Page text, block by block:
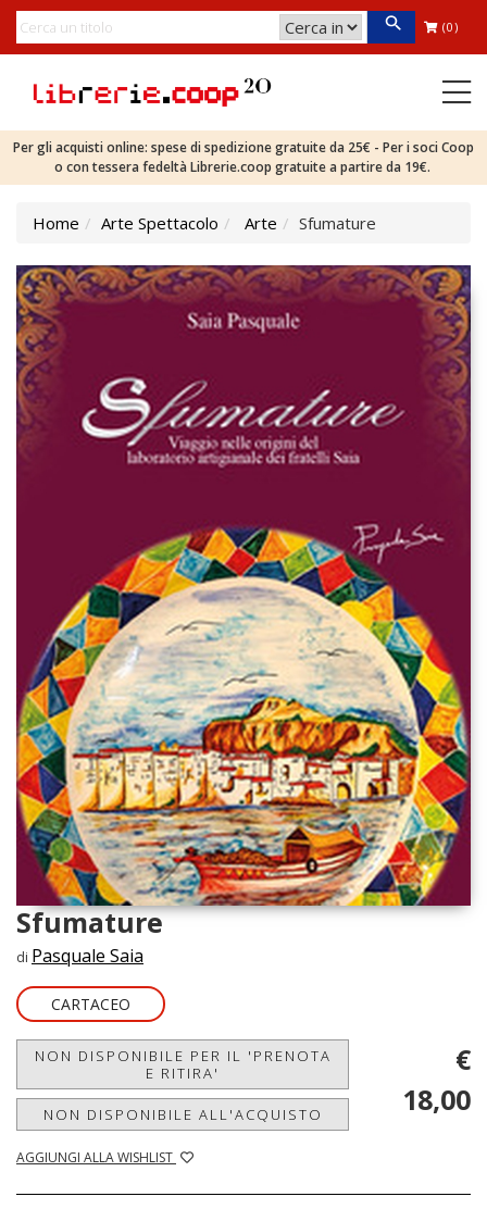
(0)
Per gli acquisti online: spese di spedizione gratuite da 25€ - Per i soci Coop
o con tessera fedeltà Librerie.coop gratuite a partire da 19€.
Home Arte Spettacolo Arte Sfumature
Sfumature
di Pasquale Saia
CARTACEO
NON DISPONIBILE PER IL 'PRENOTA
E RITIRA'
NON DISPONIBILE ALL'ACQUISTO
AGGIUNGI ALLA WISHLIST
€
18,00